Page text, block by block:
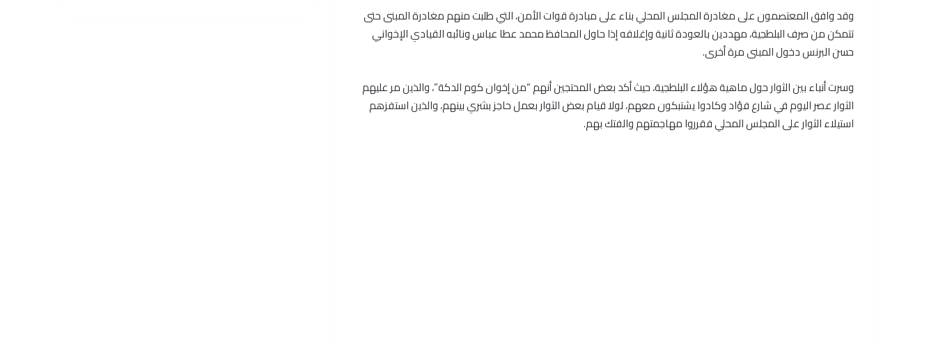
وقد وافق المعتصمون على مغادرة المجلس المحلي بناء على مبادرة قوات الأمن، التي طلبت منهم مغادرة المبنى حتى
تتمكن من صرف البلطجية، مهددين بالعودة ثانية وإغلاقه إذا حاول المحافظ محمد عطا عباس ونائبه القيادي الإخواني
حسن البرنس دخول المبنى مرة أخرى.
وسرت أنباء بين الثوار حول ماهية هؤلاء البلطجية، حيث أكد بعض المحتجين أنهم “من إخوان كوم الدكة”، والذين مر عليهم
الثوار عصر اليوم في شارع فؤاد وكادوا يشتبكون معهم، لولا قيام بعض الثوار بعمل حاجز بشري بينهم، والذين استفزهم
استيلاء الثوار على المجلس المحلي فقرروا مهاجمتهم والفتك بهم.